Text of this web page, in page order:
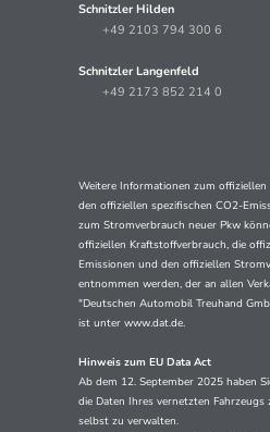
Schnitzler Hilden
+49 2103 794 300 6
Schnitzler Langenfeld
+49 2173 852 214 0
Weitere Informationen zum
den offiziellen spezifischen CO2-
zum Stromverbrauch neuer Pkw
offiziellen Kraftstoffverbrauch, die
Emissionen und den offiziellen
entnommen werden, der an allen
"Deutschen Automobil Treuhand
ist unter www.dat.de.
Hinweis zum EU Data Act
Ab dem 12. September 2025 haben
die Daten Ihres vernetzten Fahrzeugs
selbst zu verwalten.